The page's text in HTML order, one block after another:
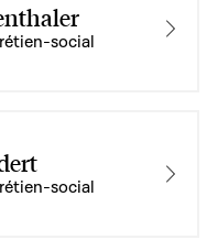
social
social